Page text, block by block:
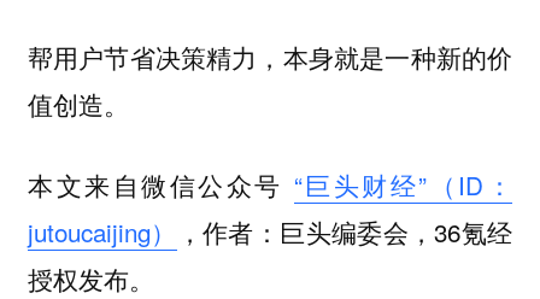
帮用户节省决策精力，本身就是一种新的价
值创造。
本文来自微信公众号 “巨头财经”（ID：
jutoucaijing）
，作者：巨头编委会，36氪经
授权发布。